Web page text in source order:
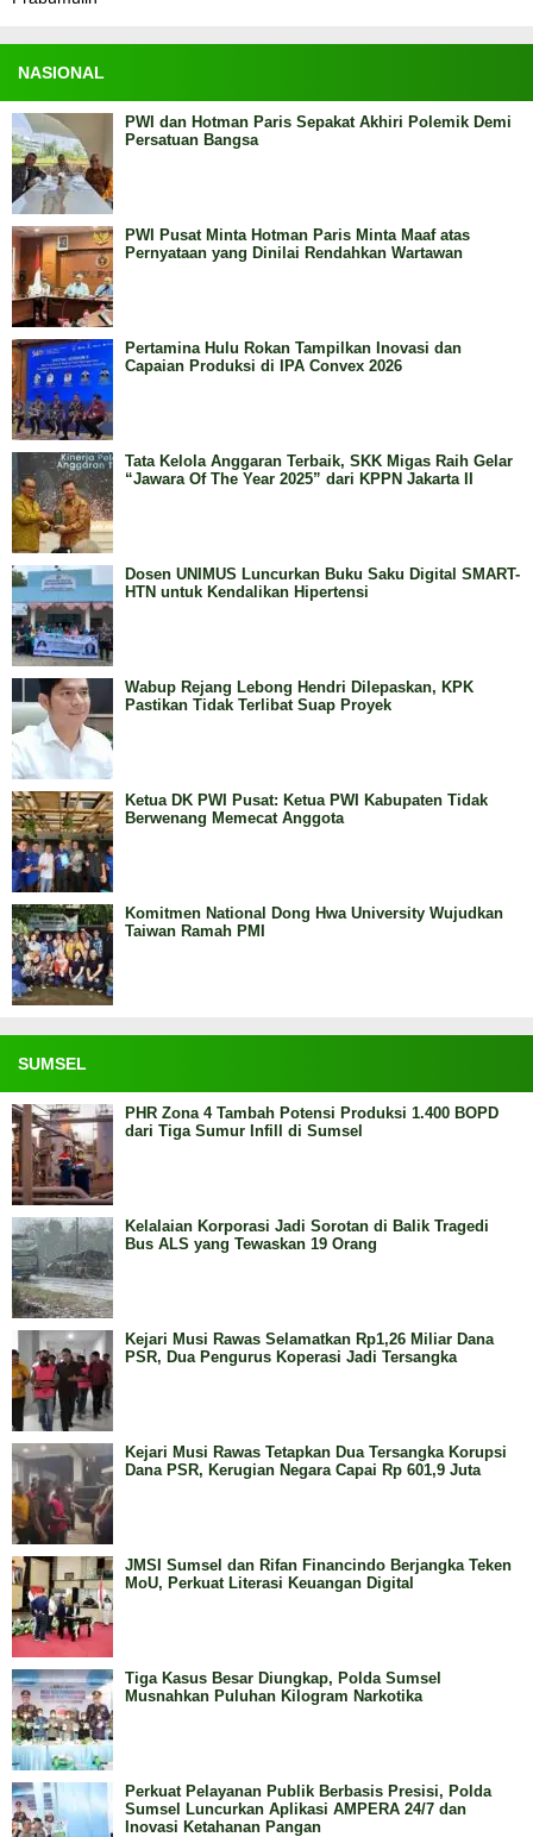
NASIONAL
PWI dan Hotman Paris Sepakat Akhiri Polemik Demi
Persatuan Bangsa
PWI Pusat Minta Hotman Paris Minta Maaf atas
Pernyataan yang Dinilai Rendahkan Wartawan
Pertamina Hulu Rokan Tampilkan Inovasi dan
Capaian Produksi di IPA Convex 2026
Tata Kelola Anggaran Terbaik, SKK Migas Raih Gelar
“Jawara Of The Year 2025” dari KPPN Jakarta II
Dosen UNIMUS Luncurkan Buku Saku Digital SMART-
HTN untuk Kendalikan Hipertensi
Wabup Rejang Lebong Hendri Dilepaskan, KPK
Pastikan Tidak Terlibat Suap Proyek
Ketua DK PWI Pusat: Ketua PWI Kabupaten Tidak
Berwenang Memecat Anggota
Komitmen National Dong Hwa University Wujudkan
Taiwan Ramah PMI
SUMSEL
PHR Zona 4 Tambah Potensi Produksi 1.400 BOPD
dari Tiga Sumur Infill di Sumsel
Kelalaian Korporasi Jadi Sorotan di Balik Tragedi
Bus ALS yang Tewaskan 19 Orang
Kejari Musi Rawas Selamatkan Rp1,26 Miliar Dana
PSR, Dua Pengurus Koperasi Jadi Tersangka
Kejari Musi Rawas Tetapkan Dua Tersangka Korupsi
Dana PSR, Kerugian Negara Capai Rp 601,9 Juta
JMSI Sumsel dan Rifan Financindo Berjangka Teken
MoU, Perkuat Literasi Keuangan Digital
Tiga Kasus Besar Diungkap, Polda Sumsel
Musnahkan Puluhan Kilogram Narkotika
Perkuat Pelayanan Publik Berbasis Presisi, Polda
Sumsel Luncurkan Aplikasi AMPERA 24/7 dan
Inovasi Ketahanan Pangan